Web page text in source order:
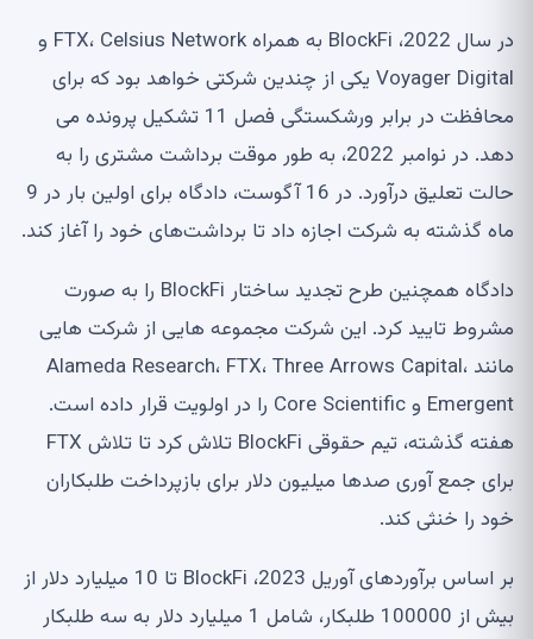
در سال 2022، BlockFi به همراه FTX، Celsius Network و
Voyager Digital یکی از چندین شرکتی خواهد بود که برای
محافظت در برابر ورشکستگی فصل 11 تشکیل پرونده می
دهد. در نوامبر 2022، به طور موقت برداشت مشتری را به
حالت تعلیق درآورد. در 16 آگوست، دادگاه برای اولین بار در 9
ماه گذشته به شرکت اجازه داد تا برداشت‌های خود را آغاز کند.
دادگاه همچنین طرح تجدید ساختار BlockFi را به صورت
مشروط تایید کرد. این شرکت مجموعه هایی از شرکت هایی
مانند Alameda Research، FTX، Three Arrows Capital،
Emergent و Core Scientific را در اولویت قرار داده است.
هفته گذشته، تیم حقوقی BlockFi تلاش کرد تا تلاش FTX
برای جمع آوری صدها میلیون دلار برای بازپرداخت طلبکاران
خود را خنثی کند.
بر اساس برآوردهای آوریل 2023، BlockFi تا 10 میلیارد دلار از
بیش از 100000 طلبکار، شامل 1 میلیارد دلار به سه طلبکار